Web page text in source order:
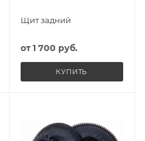
Щит задний
от1 700 руб.
КУПИТЬ